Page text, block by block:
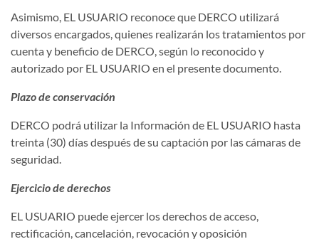
Asimismo, EL USUARIO reconoce que DERCO utilizará
diversos encargados, quienes realizarán los tratamientos por
cuenta y beneficio de DERCO, según lo reconocido y
autorizado por EL USUARIO en el presente documento.
Plazo de conservación
DERCO podrá utilizar la Información de EL USUARIO hasta
treinta (30) días después de su captación por las cámaras de
seguridad.
Ejercicio de derechos
EL USUARIO puede ejercer los derechos de acceso,
rectificación, cancelación, revocación y oposición